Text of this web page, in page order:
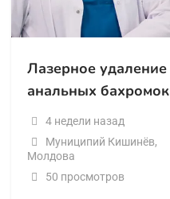
Лазерное удаление
анальных бахромок
4 недели назад
Муниципий Кишинёв,
Молдова
50 просмотров